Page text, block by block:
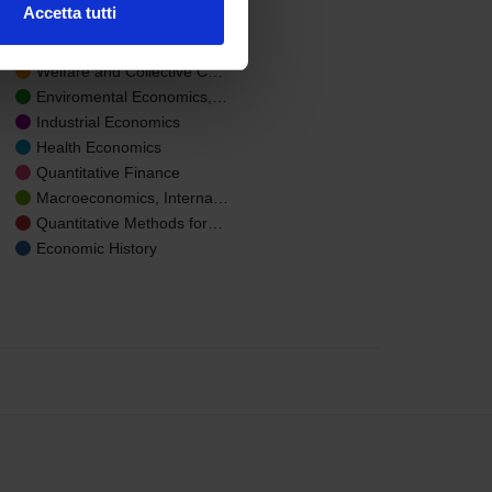
che hai fornito loro o
Accetta tutti
Experimental Economics
Welfare and Collective C…
Enviromental Economics,…
Industrial Economics
Health Economics
Quantitative Finance
Macroeconomics, Interna…
Quantitative Methods for…
Economic History